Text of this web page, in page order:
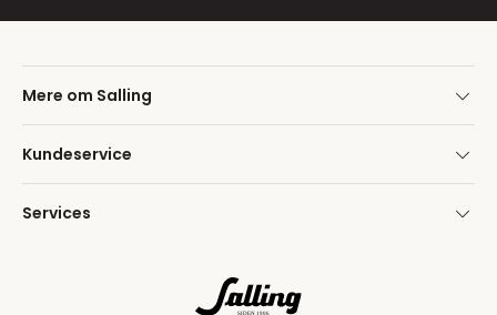
Mere om Salling
Kundeservice
Services